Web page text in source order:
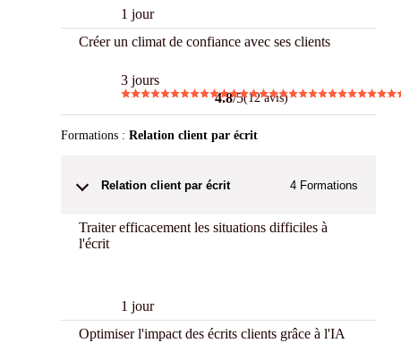
1 jour
Créer un climat de confiance avec ses clients
3 jours
4.8/5(12 avis)
Formations : Relation client par écrit
Relation client par écrit 4 Formations
Traiter efficacement les situations difficiles à
l'écrit
1 jour
Optimiser l'impact des écrits clients grâce à l'IA